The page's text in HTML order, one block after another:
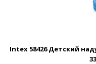
Intex 58426 Детский